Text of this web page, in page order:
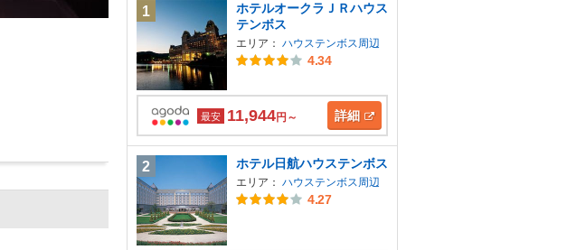
1
ホテルオークラＪＲハウス
テンボス
エリア： ハウステンボス周辺
4.34
最安 11,944円～ 詳細
2 ホテル日航ハウステンボス
エリア： ハウステンボス周辺
4.27